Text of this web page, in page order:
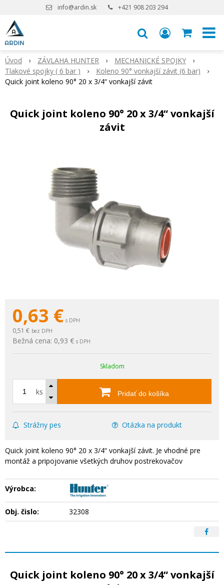
info@ardin.sk +421 908 203 294
Úvod ZÁVLAHA HUNTER
MECHANICKÉ SPOJKY
Tlakové spojky ( 6 bar )
Koleno 90° vonkajší závit (6 bar)
Quick joint koleno 90° 20 x 3/4“ vonkajší závit
Quick joint koleno 90° 20 x 3/4“ vonkajší
závit
0,63 € s DPH
0,51 € bez DPH
Bežná cena: 0,93 € s DPH
Skladom
ks Pridať do košíka
Strážny pes Otázka na produkt
Quick joint koleno 90° 20 x 3/4“ vonkajší závit. Je vhodné pre
montáž a pripojovanie všetkých druhov postrekovačov
Výrobca:
Obj. čislo: 32308
Quick joint koleno 90° 20 x 3/4“ vonkajší